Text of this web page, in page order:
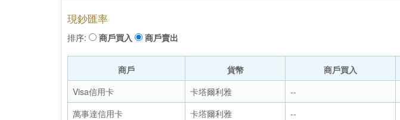
現鈔匯率
排序: 商戶買入 商戶賣出
商戶 貨幣 商戶買入
Visa信用卡
卡塔爾利雅 --
萬事達信用卡
卡塔爾利雅 --